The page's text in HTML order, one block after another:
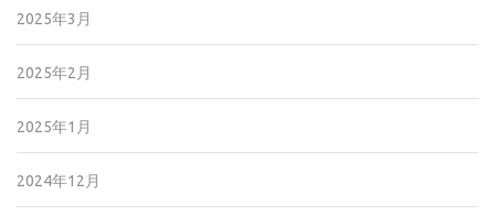
2025年3月
2025年2月
2025年1月
2024年12月